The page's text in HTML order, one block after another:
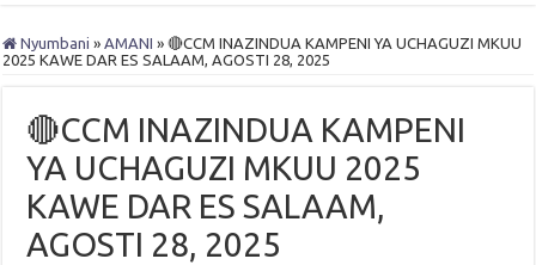
Nyumbani » AMANI » 🔴CCM INAZINDUA KAMPENI YA UCHAGUZI MKUU
2025 KAWE DAR ES SALAAM, AGOSTI 28, 2025
🔴CCM INAZINDUA KAMPENI
YA UCHAGUZI MKUU 2025
KAWE DAR ES SALAAM,
AGOSTI 28, 2025